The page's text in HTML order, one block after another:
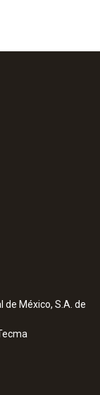
México, S.A. de